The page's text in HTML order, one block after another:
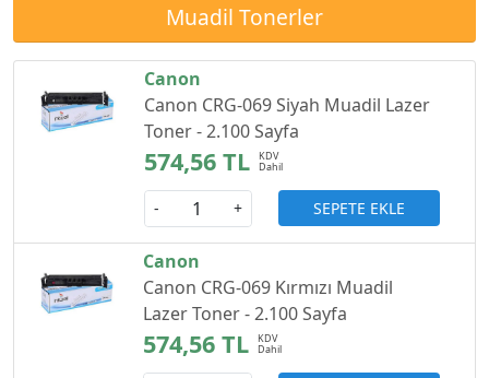
Muadil Tonerler
Canon
Canon CRG-069 Siyah Muadil Lazer
Toner - 2.100 Sayfa
574,56 TL
- + SEPETE EKLE
Canon
Canon CRG-069 Kırmızı Muadil
Lazer Toner - 2.100 Sayfa
574,56 TL